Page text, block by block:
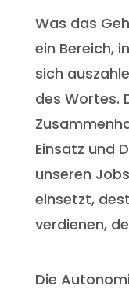
Was das
ein Bereich,
sich
des Wortes.
Einsatz und
unseren
einsetzt,
verdienen,
Die